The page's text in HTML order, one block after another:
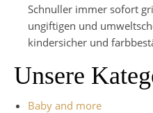
Schnuller immer sofort
ungiftigen und
kindersicher und
Unsere
Baby and more